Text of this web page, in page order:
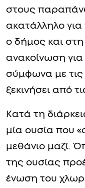
στους
ακατάλληλο
ο δήμος και στη
ανακοίνωση
σύμφωνα με τις
ξεκινήσει από
Κατά τη
μία ουσία που
μεθάνιο μαζί.
της ουσίας
ένωση του